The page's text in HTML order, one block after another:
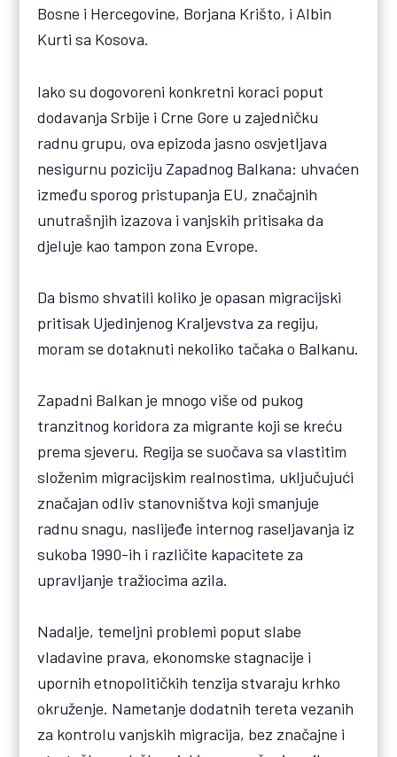
Bosne i Hercegovine, Borjana Krišto, i Albin
Kurti sa Kosova.
Iako su dogovoreni konkretni koraci poput
dodavanja Srbije i Crne Gore u zajedničku
radnu grupu, ova epizoda jasno osvjetljava
nesigurnu poziciju Zapadnog Balkana: uhvaćen
između sporog pristupanja EU, značajnih
unutrašnjih izazova i vanjskih pritisaka da
djeluje kao tampon zona Evrope.
Da bismo shvatili koliko je opasan migracijski
pritisak Ujedinjenog Kraljevstva za regiju,
moram se dotaknuti nekoliko tačaka o Balkanu.
Zapadni Balkan je mnogo više od pukog
tranzitnog koridora za migrante koji se kreću
prema sjeveru. Regija se suočava sa vlastitim
složenim migracijskim realnostima, uključujući
značajan odliv stanovništva koji smanjuje
radnu snagu, naslijeđe internog raseljavanja iz
sukoba 1990-ih i različite kapacitete za
upravljanje tražiocima azila.
Nadalje, temeljni problemi poput slabe
vladavine prava, ekonomske stagnacije i
upornih etnopolitičkih tenzija stvaraju krhko
okruženje. Nametanje dodatnih tereta vezanih
za kontrolu vanjskih migracija, bez značajne i